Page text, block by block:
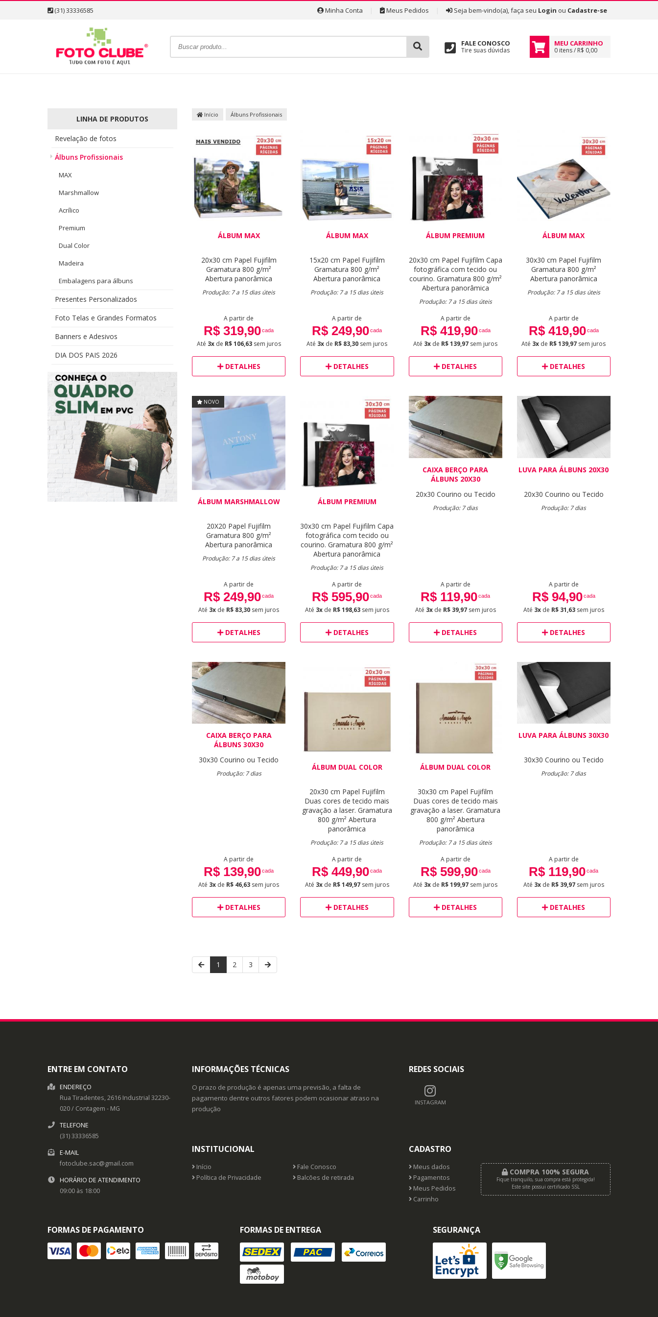
(31) 33336585 Minha Conta Meus Pedidos Seja bem-vindo(a), faça seu Login ou Cadastre-se
FALE CONOSCO
Tire suas dúvidas
MEU CARRINHO
0 itens / R$ 0,00
LINHA DE PRODUTOS
Revelação de fotos
Álbuns Profissionais
MAX
Marshmallow
Acrílico
Premium
Dual Color
Madeira
Embalagens para álbuns
Presentes Personalizados
Foto Telas e Grandes Formatos
Banners e Adesivos
DIA DOS PAIS 2026
Início Álbuns Profissionais
ÁLBUM MAX
20x30 cm Papel Fujifilm
Gramatura 800 g/m²
Abertura panorâmica
Produção: 7 a 15 dias úteis
A partir de
R$ 319,90cada
Até 3xde R$ 106,63sem juros
DETALHES
ÁLBUM MAX
15x20 cm Papel Fujifilm
Gramatura 800 g/m²
Abertura panorâmica
Produção: 7 a 15 dias úteis
A partir de
R$ 249,90cada
Até 3x de R$ 83,30 sem juros
DETALHES
ÁLBUM PREMIUM
20x30 cm Papel Fujifilm Capa
fotográfica com tecido ou
courino. Gramatura 800 g/m²
Abertura panorâmica
Produção: 7 a 15 dias úteis
A partir de
R$ 419,90cada
Até 3x de R$ 139,97 sem juros
DETALHES
ÁLBUM MAX
30x30 cm Papel Fujifilm
Gramatura 800 g/m²
Abertura panorâmica
Produção: 7 a 15 dias úteis
A partir de
R$ 419,90cada
Até 3x de R$ 139,97 sem juros
DETALHES
NOVO
ÁLBUM MARSHMALLOW
20X20 Papel Fujifilm
Gramatura 800 g/m²
Abertura panorâmica
Produção: 7 a 15 dias úteis
A partir de
R$ 249,90cada
Até 3x de R$ 83,30 sem juros
DETALHES
ÁLBUM PREMIUM
30x30 cm Papel Fujifilm Capa
fotográfica com tecido ou
courino. Gramatura 800 g/m²
Abertura panorâmica
Produção: 7 a 15 dias úteis
A partir de
R$ 595,90cada
Até 3xde R$ 198,63sem juros
DETALHES
CAIXA BERÇO PARA
ÁLBUNS 20X30
20x30 Courino ou Tecido
Produção: 7 dias
A partir de
R$ 119,90cada
Até 3xde R$ 39,97sem juros
DETALHES
LUVA PARA ÁLBUNS 20X30
20x30 Courino ou Tecido
Produção: 7 dias
A partir de
R$ 94,90cada
Até 3xde R$ 31,63sem juros
DETALHES
CAIXA BERÇO PARA
ÁLBUNS 30X30
30x30 Courino ou Tecido
Produção: 7 dias
A partir de
R$ 139,90cada
Até 3x de R$ 46,63 sem juros
DETALHES
ÁLBUM DUAL COLOR
20x30 cm Papel Fujifilm
Duas cores de tecido mais
gravação a laser. Gramatura
800 g/m² Abertura
panorâmica
Produção: 7 a 15 dias úteis
A partir de
R$ 449,90cada
Até 3xde R$ 149,97sem juros
DETALHES
ÁLBUM DUAL COLOR
30x30 cm Papel Fujifilm
Duas cores de tecido mais
gravação a laser. Gramatura
800 g/m² Abertura
panorâmica
Produção: 7 a 15 dias úteis
A partir de
R$ 599,90cada
Até 3x de R$ 199,97 sem juros
DETALHES
LUVA PARA ÁLBUNS 30X30
30x30 Courino ou Tecido
Produção: 7 dias
A partir de
R$ 119,90cada
Até 3xde R$ 39,97sem juros
DETALHES
1 2 3
ENTRE EM CONTATO
ENDEREÇO
Rua Tiradentes, 2616 Industrial 32230-
020/ Contagem - MG
TELEFONE
(31) 33336585
E-MAIL
fotoclube.sac@gmail.com
HORÁRIO DE ATENDIMENTO
09:00 às 18:00
INFORMAÇÕES TÉCNICAS
O prazo de produção é apenas uma previsão, a falta de
pagamento dentre outros fatores podem ocasionar atraso na
produção
REDES SOCIAIS
INSTAGRAM
INSTITUCIONAL
Início
Fale Conosco
Política de Privacidade
Balcões de retirada
CADASTRO
Meus dados
Pagamentos
Meus Pedidos
Carrinho
COMPRA 100% SEGURA
Fique tranquilo, sua compra está protegida!
Este site possui certificado SSL
FORMAS DE PAGAMENTO FORMAS DE ENTREGA SEGURANÇA